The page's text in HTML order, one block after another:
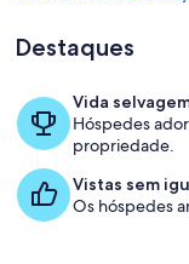
adoram
Destaques
Vida
Hóspedes
propriedade.
Vistas sem
Os hóspedes